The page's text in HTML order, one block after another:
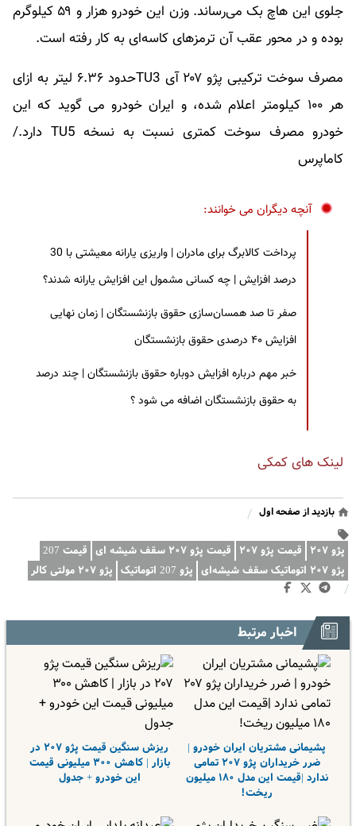
جلوی این هاچ بک می‌رساند. وزن این خودرو هزار و ۵۹ کیلوگرم
بوده و در محور عقب آن ترمزهای کاسه‌ای به کار رفته است.
مصرف سوخت ترکیبی پژو ۲۰۷ آی TU3حدود ۶.۳۶ لیتر به ازای
هر ۱۰۰ کیلومتر اعلام شده، و ایران خودرو می گوید که این
خودرو مصرف سوخت کمتری نسبت به نسخه TU5 دارد./
کاماپرس
آنچه دیگران می خوانند:
پرداخت کالابرگ برای مادران | واریزی یارانه معیشتی با 30
درصد افزایش | چه کسانی مشمول این افزایش یارانه شدند؟
صفر تا صد همسان‌سازی حقوق بازنشستگان | زمان نهایی
افزایش ۴۰ درصدی حقوق بازنشستگان
خبر مهم درباره افزایش دوباره حقوق بازنشستگان | چند درصد
به حقوق بازنشستگان اضافه می شود ؟
لینک های کمکی
بازدید از صفحه اول /
پژو ۲۰۷ قیمت پژو ۲۰۷ قیمت پژو ۲۰۷ سقف شیشه ای
قیمت 207
پژو ۲۰۷ اتوماتیک سقف شیشه‌ای
پژو 207 اتوماتیک پژو ۲۰۷ مولتی کالر
/
اخبار مرتبط
پشیمانی مشتریان ایران خودرو |
ضرر خریداران پژو ۲۰۷ تمامی
ندارد |قیمت این مدل ۱۸۰ میلیون
ریخت!
ریزش سنگین قیمت پژو ۲۰۷ در
بازار | کاهش ۳۰۰ میلیونی قیمت
این خودرو + جدول